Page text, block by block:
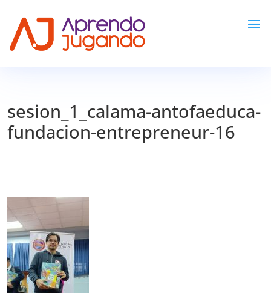
sesion_1_calama-antofaeduca-
fundacion-entrepreneur-16